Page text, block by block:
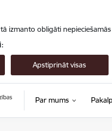
izmanto obligāti
Apstiprināt visas
Par mums